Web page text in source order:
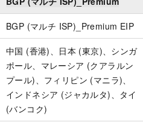
BGP (マルチ ISP)_Premium EIP
中国 (香港)、日本 (東京)、シンガ
ポール、マレーシア (クアラルン
プール)、フィリピン (マニラ)、
インドネシア (ジャカルタ)、タイ
(バンコク)